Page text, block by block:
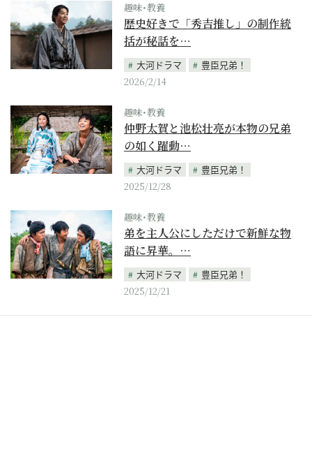
趣味･教養
歴史好きで「秀吉推し」の制作統
括が秘話を…
大河ドラマ
豊臣兄弟！
2026/2/14
趣味･教養
仲野太賀と池松壮亮が本物の兄弟
の如く躍動…
大河ドラマ
豊臣兄弟！
2025/12/28
趣味･教養
弟を主人公にしただけで新鮮な物
語に昇華。…
大河ドラマ
豊臣兄弟！
2025/12/21